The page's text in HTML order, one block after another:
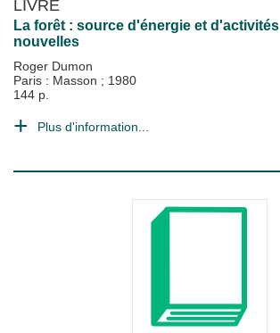
LIVRE
La forêt : source d'énergie et d'activités
nouvelles
Roger Dumon
Paris : Masson ; 1980
144 p.
Plus d'information...